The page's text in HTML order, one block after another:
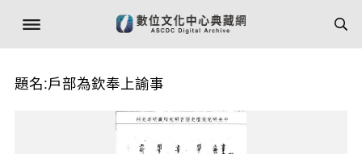
題名:戶部為欽奉上諭事